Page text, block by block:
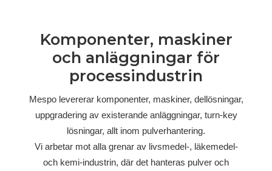
Komponenter, maskiner
och anläggningar för
processindustrin
Mespo levererar komponenter, maskiner, dellösningar,
uppgradering av existerande anläggningar, turn-key
lösningar, allt inom pulverhantering.
Vi arbetar mot alla grenar av livsmedel-, läkemedel-
och kemi-industrin, där det hanteras pulver och